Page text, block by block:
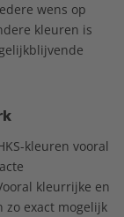
wens op
kleuren is
kleuren vooral
kleurrijke en
exact mogelijk